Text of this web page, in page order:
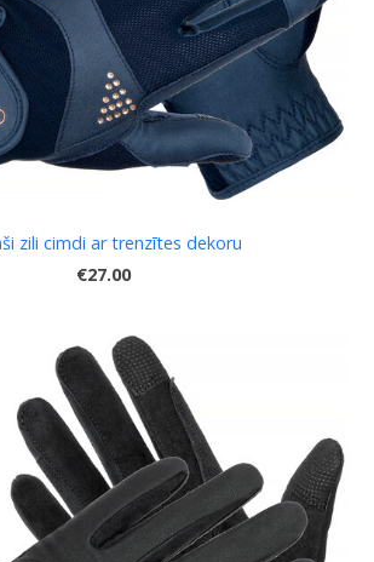
zili cimdi ar trenzītes dekoru
€27.00